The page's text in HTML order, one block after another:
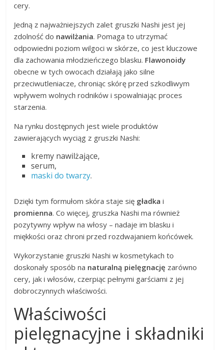
cery.
Jedną z najważniejszych zalet gruszki Nashi jest jej
zdolność do nawilżania. Pomaga to utrzymać
odpowiedni poziom wilgoci w skórze, co jest kluczowe
dla zachowania młodzieńczego blasku. Flawonoidy
obecne w tych owocach działają jako silne
przeciwutleniacze, chroniąc skórę przed szkodliwym
wpływem wolnych rodników i spowalniając proces
starzenia.
Na rynku dostępnych jest wiele produktów
zawierających wyciąg z gruszki Nashi:
kremy nawilżające,
serum,
maski do twarzy.
Dzięki tym formułom skóra staje się gładka i
promienna. Co więcej, gruszka Nashi ma również
pozytywny wpływ na włosy – nadaje im blasku i
miękkości oraz chroni przed rozdwajaniem końcówek.
Wykorzystanie gruszki Nashi w kosmetykach to
doskonały sposób na naturalną pielęgnację zarówno
cery, jak i włosów, czerpiąc pełnymi garściami z jej
dobroczynnych właściwości.
Właściwości
pielęgnacyjne i składniki